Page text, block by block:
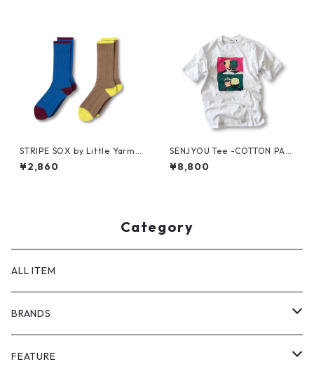
STRIPE SOX by Little Yarmo
uth
¥2,860
SENJYOU Tee -COTTON PAN
-
¥8,800
Category
ALL ITEM
BRANDS
GHOST ALMOSTBLACK
FEATURE